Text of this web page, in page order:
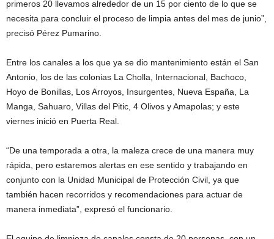
primeros 20 llevamos alrededor de un 15 por ciento de lo que se
necesita para concluir el proceso de limpia antes del mes de junio”,
precisó Pérez Pumarino.
Entre los canales a los que ya se dio mantenimiento están el San
Antonio, los de las colonias La Cholla, Internacional, Bachoco,
Hoyo de Bonillas, Los Arroyos, Insurgentes, Nueva España, La
Manga, Sahuaro, Villas del Pitic, 4 Olivos y Amapolas; y este
viernes inició en Puerta Real.
“De una temporada a otra, la maleza crece de una manera muy
rápida, pero estaremos alertas en ese sentido y trabajando en
conjunto con la Unidad Municipal de Protección Civil, ya que
también hacen recorridos y recomendaciones para actuar de
manera inmediata”, expresó el funcionario.